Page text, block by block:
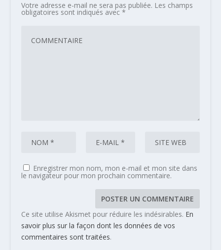
Votre adresse e-mail ne sera pas publiée. Les champs
obligatoires sont indiqués avec *
Enregistrer mon nom, mon e-mail et mon site dans
le navigateur pour mon prochain commentaire.
Ce site utilise Akismet pour réduire les indésirables. En
savoir plus sur la façon dont les données de vos
commentaires sont traitées.